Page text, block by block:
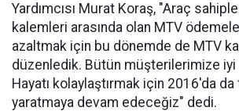
Yardımcısı Murat Koraş, "Araç
kalemleri arasında olan MTV
azaltmak için bu dönemde de MTV
düzenledik. Bütün müşterilerimize iyi
Hayatı kolaylaştırmak için 2016'da da
yaratmaya devam edeceğiz" dedi.